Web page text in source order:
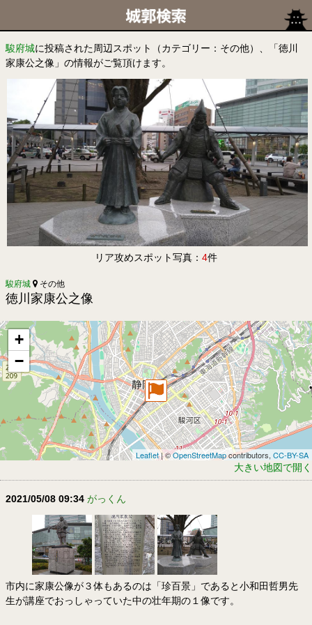
駿府城に投稿された周辺スポット（カテゴリー：その他）、「徳川
家康公之像」の情報がご覧頂けます。
リア攻めスポット写真： 4件
駿府城 その他
徳川家康公之像
+
−
Leaflet| ©OpenStreetMapcontributors, CC-BY-SA
大きい地図で開く
2021/05/08 09:34 がっくん
市内に家康公像が３体もあるのは「珍百景」であると小和田哲男先
生が講座でおっしゃっていた中の壮年期の１像です。